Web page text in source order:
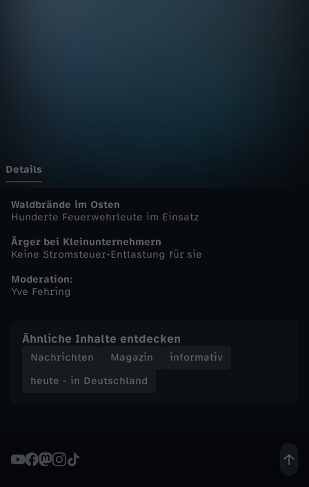
s
c
h
l
n
d
e
Details
Waldbrände im Osten
Hunderte Feuerwehrleute im Einsatz
Ärger bei Kleinunternehmern
Keine Stromsteuer-Entlastung für sie
Moderation:
Yve Fehring
Ähnliche Inhalte entdecken
Nachrichten Magazin
informativ
heute - in Deutschland